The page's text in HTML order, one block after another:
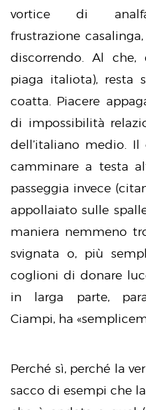
vortice di
frustrazione
discorrendo. Al che,
piaga italiota), resta
coatta. Piacere
di impossibilità
dell’italiano medio.
camminare a testa
passeggia invece
appollaiato sulle
maniera nemmeno
svignata o, più
coglioni di donare
in larga parte,
Ciampi, ha
Perché sì, perché la
sacco di esempi che